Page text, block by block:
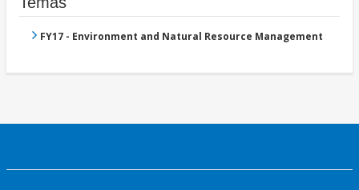
FY17 - Environment and Natural Resource Management